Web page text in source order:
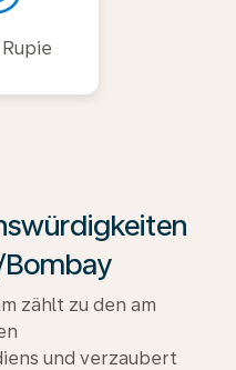
zählt zu den am
und verzaubert